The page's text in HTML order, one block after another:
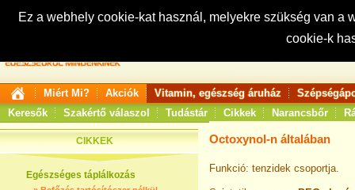
Ez a webhely cookie-kat használ, melyekre szükség van
cookie-k
Keresés:
Miért Mi? Akciók Vitamin, egészség áruház
Keresők
Szakértő válaszol Tudástár Cikkek Narancsbőr
CIKKEK
Egészséges táplálkozás
Octoxynol-n általában
Funkció: tenzidek csoportja.